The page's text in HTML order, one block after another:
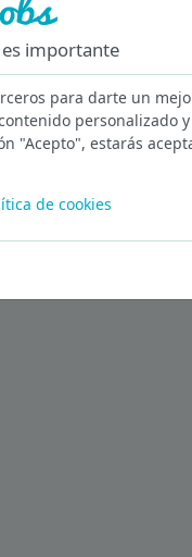
importante
para darte un
personalizado y
"Acepto", estarás
de cookies